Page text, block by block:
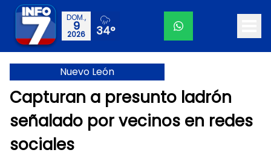
DOM.,
9
2026 34°
Nuevo León
Capturan a presunto ladrón
señalado por vecinos en redes
sociales